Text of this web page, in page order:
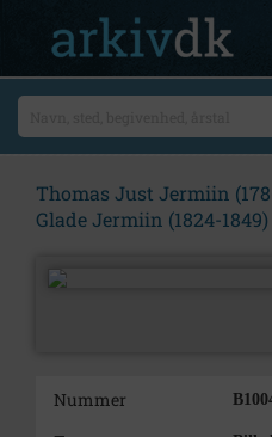
Thomas Just Jermiin
Glade Jermiin (1824-1849)
Nummer